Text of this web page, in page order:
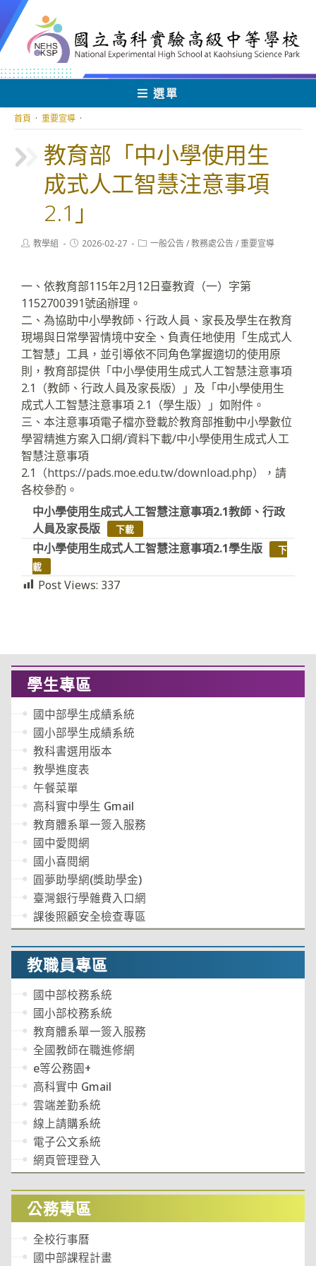
轉
至
要
容
選單
教育部「中小學使用生
成式人工智慧注意事項
2.1」
首頁 · 重要宣導 ·
Post教學組
Post2026-02-27
Post一般公告/教務處公告/重要宣導
一、依教育部115年2月12日臺教資（一）字第
1152700391號函辦理。
二、為協助中小學教師、行政人員、家長及學生在教育
現場與日常學習情境中安全、負責任地使用「生成式人
工智慧」工具，並引導依不同角色掌握適切的使用原
則，教育部提供「中小學使用生成式人工智慧注意事項
2.1（教師、行政人員及家長版）」及「中小學使用生
成式人工智慧注意事項 2.1（學生版）」如附件。
三、本注意事項電子檔亦登載於教育部推動中小學數位
學習精進方案入口網/資料下載/中小學使用生成式人工
智慧注意事項
2.1（https://pads.moe.edu.tw/download.php），請
各校參酌。
中小學使用生成式人工智慧注意事項2.1教師、行政
人員及家長版
下載
中小學使用生成式人工智慧注意事項2.1學生版
下
載
Post Views: 337
學生專區
國中部學生成績系統
國小部學生成績系統
教科書選用版本
教學進度表
午餐菜單
高科實中學生 Gmail
教育體系單一簽入服務
國中愛閱網
國小喜閱網
圓夢助學網(獎助學金)
臺灣銀行學雜費入口網
課後照顧安全檢查專區
教職員專區
國中部校務系統
國小部校務系統
教育體系單一簽入服務
全國教師在職進修網
e等公務園+
高科實中 Gmail
雲端差勤系統
線上請購系統
電子公文系統
網頁管理登入
公務專區
全校行事曆
國中部課程計畫